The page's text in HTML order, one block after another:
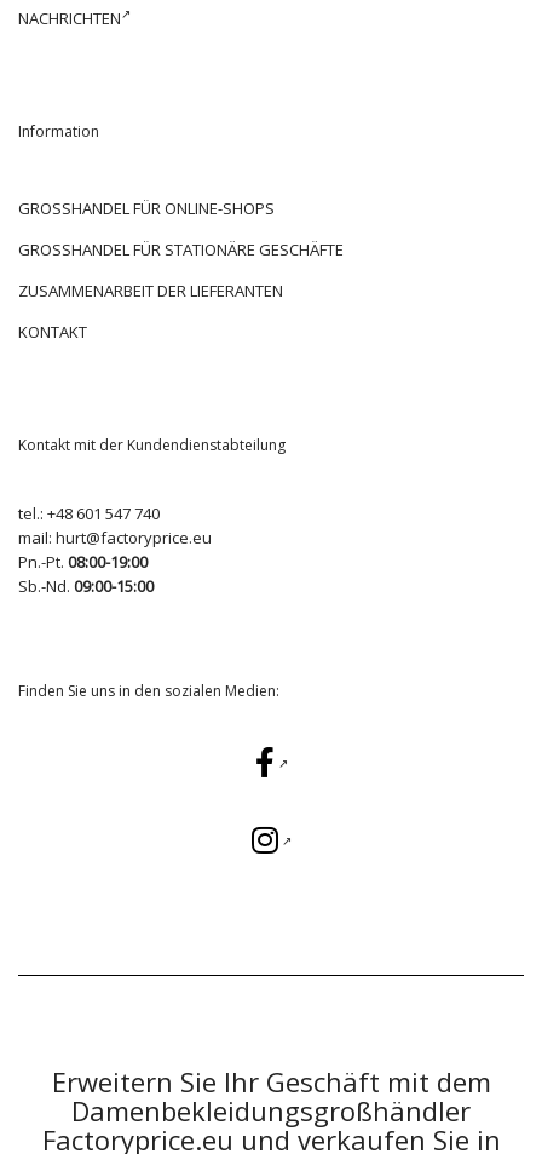
NACHRICHTEN
Information
GROSSHANDEL FÜR ONLINE-SHOPS
GROSSHANDEL FÜR STATIONÄRE GESCHÄFTE
ZUSAMMENARBEIT DER LIEFERANTEN
KONTAKT
Kontakt mit der Kundendienstabteilung
tel.: +48 601 547 740
mail: hurt@factoryprice.eu
Pn.-Pt. 08:00-19:00
Sb.-Nd. 09:00-15:00
Finden Sie uns in den sozialen Medien:
Erweitern Sie Ihr Geschäft mit dem
Damenbekleidungsgroßhändler
Factoryprice.eu und verkaufen Sie in